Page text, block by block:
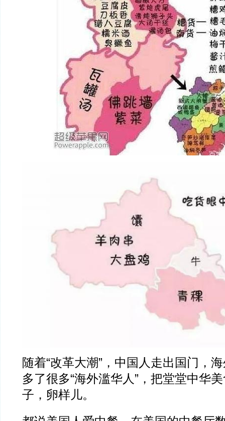
随着“改革大潮”，中国人走出国门，
多了很多“海外滥华人”，把堂堂中华
子，卵样儿。